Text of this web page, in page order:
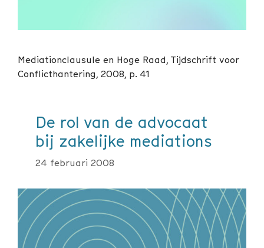
Mediationclausule en Hoge Raad, Tijdschrift voor
Conflicthantering, 2008, p. 41
De rol van de advocaat
bij zakelijke mediations
24 februari 2008